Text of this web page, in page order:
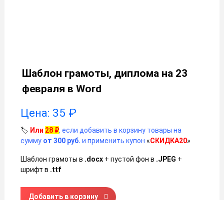
Шаблон грамоты, диплома на 23
февраля в Word
Цена: 35 ₽
🏷️ Или 28 ₽, если добавить в корзину товары на
сумму от 300 руб. и применить купон «СКИДКА20»
Шаблон грамоты в .docx + пустой фон в .JPEG +
шрифт в .ttf
Количество товара Шаблон грамоты, диплома на 23
Добавить в корзину